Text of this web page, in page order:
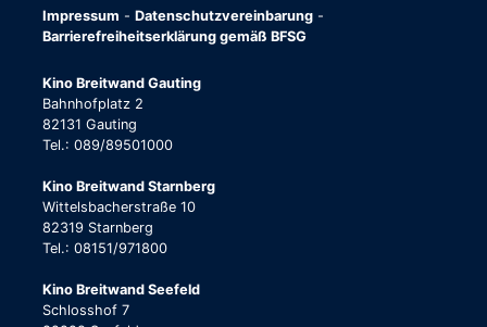
Impressum - Datenschutzvereinbarung -
Barrierefreiheitserklärung gemäß BFSG
Kino Breitwand Gauting
Bahnhofplatz 2
82131 Gauting
Tel.: 089/89501000
Kino Breitwand Starnberg
Wittelsbacherstraße 10
82319 Starnberg
Tel.: 08151/971800
Kino Breitwand Seefeld
Schlosshof 7